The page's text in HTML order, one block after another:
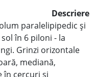
Descriere
paralelipipedic şi
în 6 piloni - la
Grinzi orizontale
mediană,
în cercuri şi